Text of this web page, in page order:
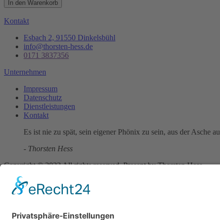
In den Warenkorb
Kontakt
Esbach 2, 91550 Dinkelsbühl
info@thorsten-hess.de
0171 3837356
Unternehmen
Impressum
Datenschutz
Dienstleistungen
Kontakt
Es ist nie zu spät, sein eigener Phönix zu sein, aus der Asche
- Thorsten Hess
Copyright © 2023 All rights reserved. Present by Thorsten Hess
Auf die Warteliste
Sie erhalten eine Benachrichtigung per Mail